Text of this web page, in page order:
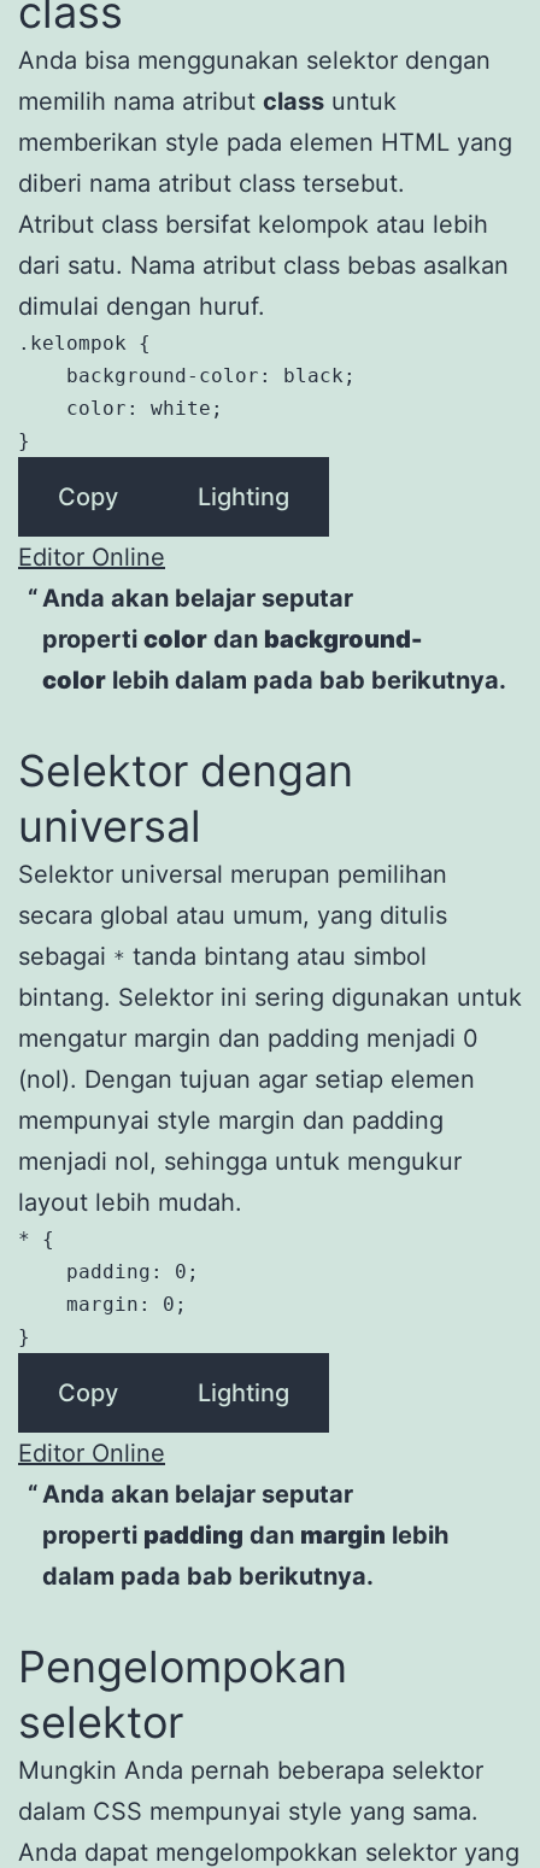
class
Anda bisa menggunakan selektor dengan
memilih nama atribut class untuk
memberikan style pada elemen HTML yang
diberi nama atribut class tersebut.
Atribut class bersifat kelompok atau lebih
dari satu. Nama atribut class bebas asalkan
dimulai dengan huruf.
.kelompok {
    background-color: black;
    color: white;
}
Copy Lighting
Editor Online
Anda akan belajar seputar
properti color dan background-
color lebih dalam pada bab berikutnya.
Selektor dengan
universal
Selektor universal merupan pemilihan
secara global atau umum, yang ditulis
sebagai * tanda bintang atau simbol
bintang. Selektor ini sering digunakan untuk
mengatur margin dan padding menjadi 0
(nol). Dengan tujuan agar setiap elemen
mempunyai style margin dan padding
menjadi nol, sehingga untuk mengukur
layout lebih mudah.
* {
    padding: 0;
    margin: 0;
}
Copy Lighting
Editor Online
Anda akan belajar seputar
properti padding dan margin lebih
dalam pada bab berikutnya.
Pengelompokan
selektor
Mungkin Anda pernah beberapa selektor
dalam CSS mempunyai style yang sama.
Anda dapat mengelompokkan selektor yang